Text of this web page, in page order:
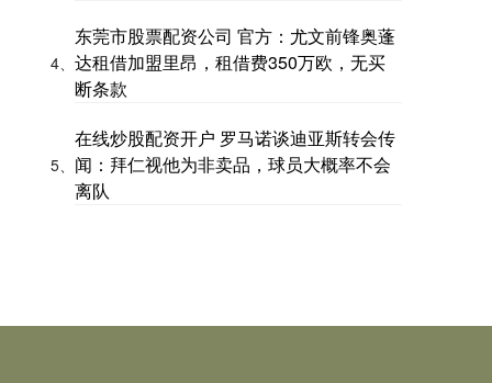
4、
东莞市股票配资公司 官方：尤文前锋奥蓬
达租借加盟里昂，租借费350万欧，无买
断条款
5、
在线炒股配资开户 罗马诺谈迪亚斯转会传
闻：拜仁视他为非卖品，球员大概率不会
离队